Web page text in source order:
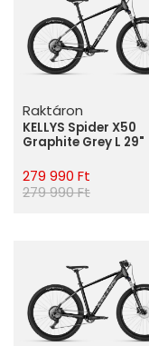
Raktáron
KELLYS Spider X50
Graphite Grey L 29"
279 990 Ft
279 990 Ft